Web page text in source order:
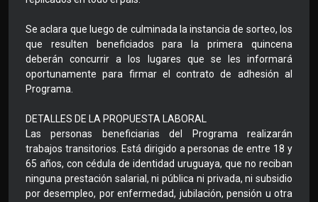
Se aclara que luego de culminada la instancia de sorteo, los
que resulten beneficiados para la primera quincena
deberán concurrir a los lugares que se les informará
oportunamente para firmar el contrato de adhesión al
Programa.
DETALLES DE LA PROPUESTA LABORAL
Las personas beneficiarias del Programa realizarán
trabajos transitorios. Está dirigido a personas de entre 18 y
65 años, con cédula de identidad uruguaya, que no reciban
ninguna prestación salarial, ni pública ni privada, ni subsidio
por desempleo, por enfermedad, jubilación, pensión u otra